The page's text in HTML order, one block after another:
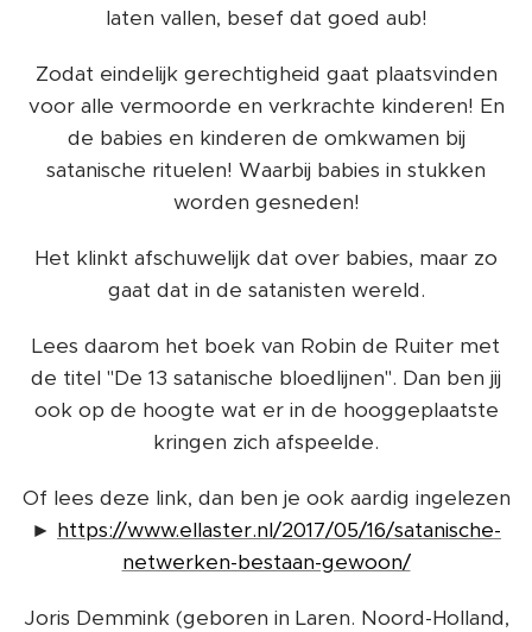
laten vallen, besef dat goed aub!
Zodat eindelijk gerechtigheid gaat plaatsvinden
voor alle vermoorde en verkrachte kinderen! En
de babies en kinderen de omkwamen bij
satanische rituelen! Waarbij babies in stukken
worden gesneden!
Het klinkt afschuwelijk dat over babies, maar zo
gaat dat in de satanisten wereld.
Lees daarom het boek van Robin de Ruiter met
de titel "De 13 satanische bloedlijnen". Dan ben jij
ook op de hoogte wat er in de hooggeplaatste
kringen zich afspeelde.
Of lees deze link, dan ben je ook aardig ingelezen
► https://www.ellaster.nl/2017/05/16/satanische-
netwerken-bestaan-gewoon/
Joris Demmink (geboren in Laren. Noord-Holland,